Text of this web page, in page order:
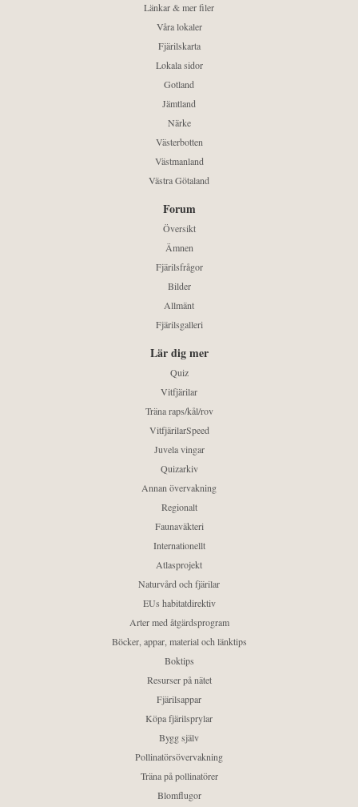
Länkar & mer filer
Våra lokaler
Fjärilskarta
Lokala sidor
Gotland
Jämtland
Närke
Västerbotten
Västmanland
Västra Götaland
Forum
Översikt
Ämnen
Fjärilsfrågor
Bilder
Allmänt
Fjärilsgalleri
Lär dig mer
Quiz
Vitfjärilar
Träna raps/kål/rov
VitfjärilarSpeed
Juvela vingar
Quizarkiv
Annan övervakning
Regionalt
Faunaväkteri
Internationellt
Atlasprojekt
Naturvård och fjärilar
EUs habitatdirektiv
Arter med åtgärdsprogram
Böcker, appar, material och länktips
Boktips
Resurser på nätet
Fjärilsappar
Köpa fjärilsprylar
Bygg själv
Pollinatörsövervakning
Träna på pollinatörer
Blomflugor